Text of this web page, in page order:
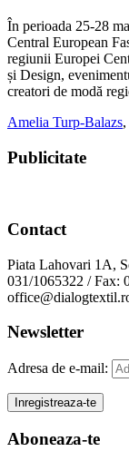
În perioada 25-28
Central European
regiunii Europei
și Design,
creatori de modă
Amelia Turp-Balazs,
Publicitate
Contact
Piata Lahovari 1A,
031/1065322 / Fax:
Newsletter
Adresa de e-mail:
Aboneaza-te